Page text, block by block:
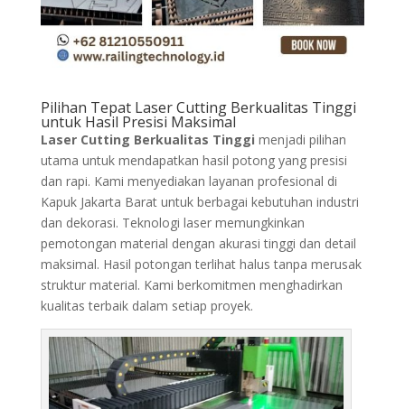
Pilihan Tepat Laser Cutting Berkualitas Tinggi
untuk Hasil Presisi Maksimal
Laser Cutting Berkualitas Tinggi menjadi pilihan
utama untuk mendapatkan hasil potong yang presisi
dan rapi. Kami menyediakan layanan profesional di
Kapuk Jakarta Barat untuk berbagai kebutuhan industri
dan dekorasi. Teknologi laser memungkinkan
pemotongan material dengan akurasi tinggi dan detail
maksimal. Hasil potongan terlihat halus tanpa merusak
struktur material. Kami berkomitmen menghadirkan
kualitas terbaik dalam setiap proyek.